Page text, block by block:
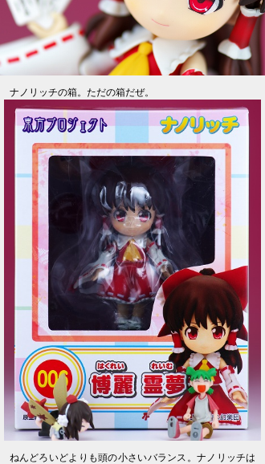
ナノリッチの箱。ただの箱だぜ。
ねんどろいどよりも頭の小さいバランス。ナノリッチは